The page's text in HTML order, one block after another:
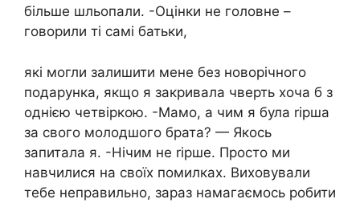
більше шльопали. -Оцінки не головне –
говорили ті самі батьки,
які могли залишити мене без новорічного
подарунка, якщо я закривала чверть хоча б з
однією четвіркою. -Мамо, а чим я була rірша
за свого молодшого брата? — Якось
запитала я. -Нічим не rірше. Просто ми
навчилися на своїх помилках. Виховували
тебе неправильно, зараз намагаємось робити